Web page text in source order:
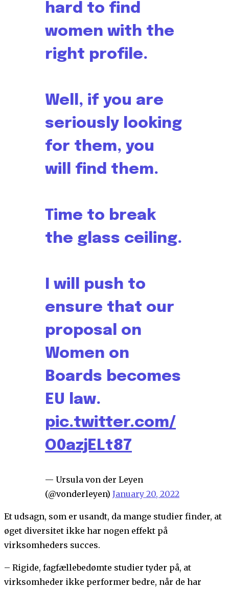
hard to find
women with the
right profile.
Well, if you are
seriously looking
for them, you
will find them.
Time to break
the glass ceiling.
I will push to
ensure that our
proposal on
Women on
Boards becomes
EU law.
pic.twitter.com/
O0azjELt87
— Ursula von der Leyen
(@vonderleyen) January 20, 2022
Et udsagn, som er usandt, da mange studier finder, at
øget diversitet ikke har nogen effekt på
virksomheders succes.
– Rigide, fagfællebedømte studier tyder på, at
virksomheder ikke performer bedre, når de har